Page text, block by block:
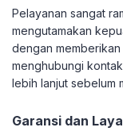
Pelayanan sangat
mengutamakan
dengan
menghubungi
lebih lanjut sebelum
Garansi dan